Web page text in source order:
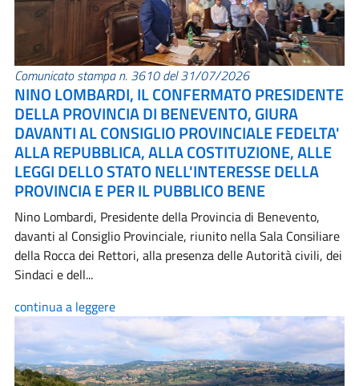
Comunicato stampa n. 3610 del 31/07/2026
NINO LOMBARDI, IL CONFERMATO PRESIDENTE
DELLA PROVINCIA DI BENEVENTO, GIURA
DAVANTI AL CONSIGLIO PROVINCIALE FEDELTA'
ALLA REPUBBLICA, ALLA COSTITUZIONE, ALLE
LEGGI DELLO STATO NELL'INTERESSE DELLA
PROVINCIA E PER IL PUBBLICO BENE
Nino Lombardi, Presidente della Provincia di Benevento,
davanti al Consiglio Provinciale, riunito nella Sala Consiliare
della Rocca dei Rettori, alla presenza delle Autorità civili, dei
Sindaci e dell...
continua a leggere